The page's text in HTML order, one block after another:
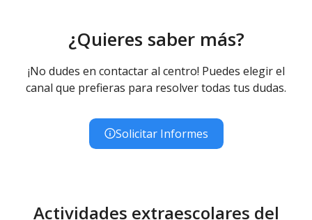
¿Quieres saber más?
¡No dudes en contactar al centro! Puedes elegir el
canal que prefieras para resolver todas tus dudas.
Solicitar Informes
Actividades extraescolares del